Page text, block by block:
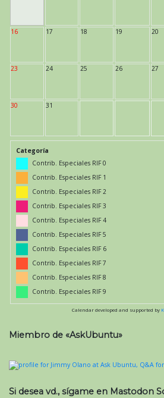
16 17 18 19 20
23 24 25 26 27
30 31
Categoría
Contrib. Especiales RIF 0
Contrib. Especiales RIF 1
Contrib. Especiales RIF 2
Contrib. Especiales RIF 3
Contrib. Especiales RIF 4
Contrib. Especiales RIF 5
Contrib. Especiales RIF 6
Contrib. Especiales RIF 7
Contrib. Especiales RIF 8
Contrib. Especiales RIF 9
Calendar developed and supported by
Miembro de «AskUbuntu»
Si desea vd., sígame en Mastodon